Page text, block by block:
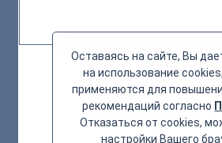
Оставаясь на сайте, Вы
на использование
применяются для
рекомендаций согласно
Отказаться от cookies,
настройки Вашего